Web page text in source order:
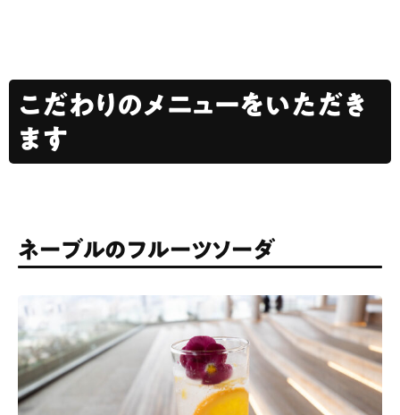
こだわりのメニューをいただき
ます
ネーブルのフルーツソーダ